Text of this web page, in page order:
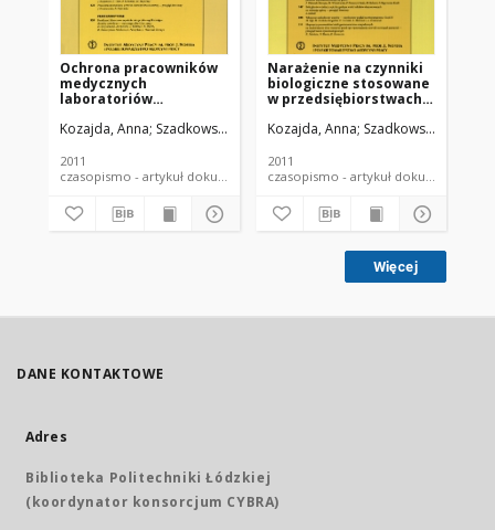
Ochrona pracowników
medycznych
laboratoriów
narażeniem na czynniki
Kozajda, Anna Szadkowska-Stańczyk, Irena
2011
czasopismo - artykuł dokument piśmienniczy
Narażenie na czynniki
biologiczne stosowane
w przedsiębiorstwach
danych pochodzących z
czynników
biologicznych
Kozajda, Anna Szadkowska-
2011
czasopismo - artykuł
Więcej
DANE KONTAKTOWE
Adres
Biblioteka Politechniki Łódzkiej
(koordynator konsorcjum CYBRA)